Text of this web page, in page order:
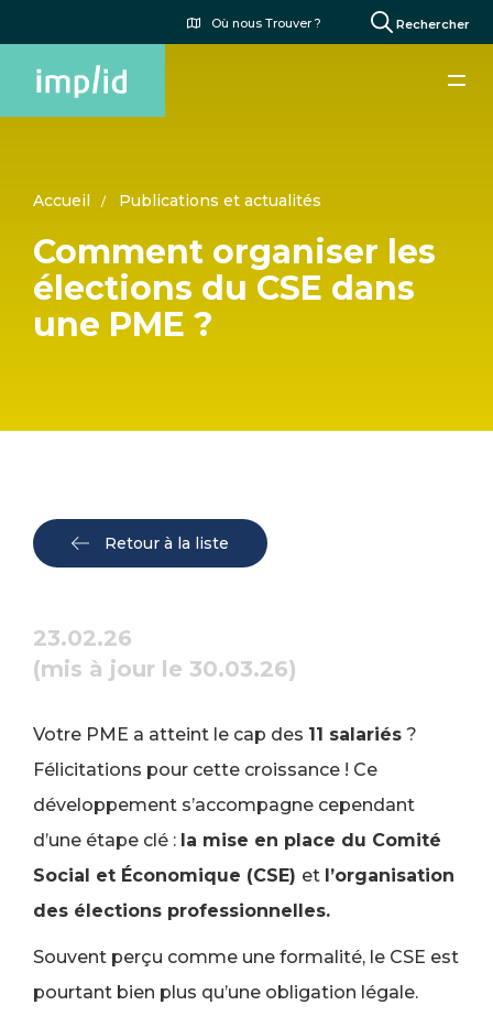
principal
Où nous Trouver ?
Menu
du
Rechercher
Accueil Publications et actualités
Comment organiser les
élections du CSE dans
une PME ?
Retour à la liste
23.02.26
(mis à jour le 30.03.26)
Votre PME a atteint le cap des 11 salariés ?
Félicitations pour cette croissance ! Ce
développement s’accompagne cependant
d’une étape clé : la mise en place du Comité
Social et Économique (CSE) et l’organisation
des élections professionnelles.
Souvent perçu comme une formalité, le CSE est
pourtant bien plus qu’une obligation légale.